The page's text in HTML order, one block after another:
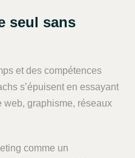
seul sans
et des compétences
s’épuisent en essayant
web, graphisme, réseaux
comme un